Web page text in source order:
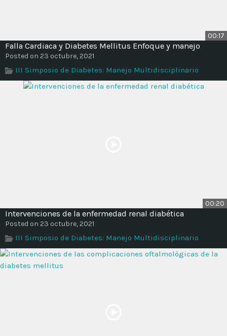
00:17
Falla Cardiaca y Diabetes Mellitus Enfoque y manejo
Posted on 23 octubre, 2021
III Simposio de Diabetes: Manejo Multidisciplinario
00:20
Intervenciones de la enfermedad renal diabética
Posted on 23 octubre, 2021
III Simposio de Diabetes: Manejo Multidisciplinario